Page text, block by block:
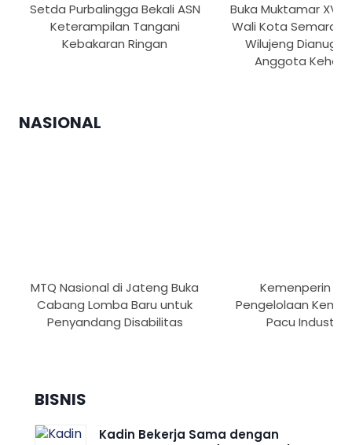
Setda Purbalingga Bekali ASN
Keterampilan Tangani
Kebakaran Ringan
Buka Muktamar XVI
Wali Kota
Wilujeng
Anggota
NASIONAL
MTQ Nasional di Jateng Buka
Cabang Lomba Baru untuk
Penyandang Disabilitas
Kemenperin
Pengelolaan
Pacu Industri
BISNIS
Kadin Bekerja Sama dengan